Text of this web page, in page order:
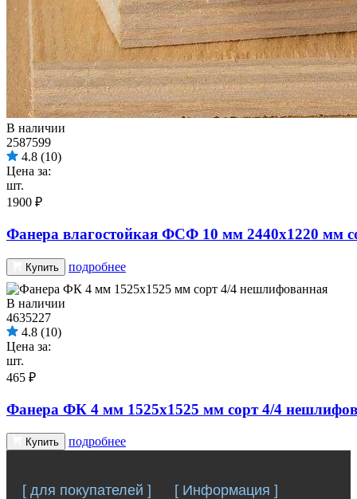
В наличии
Фанера влагостойкая ФСФ 10 мм 2440х1220 мм
2587599
4.8 (10)
Цена за:
шт.
1900 ₽
Купить подробнее
В наличии
Фанера ФК 4 мм 1525х1525 мм сорт 4/4
4635227
4.8 (10)
Цена за:
шт.
465 ₽
Купить подробнее
[ для покупателей ] [ Информация ]